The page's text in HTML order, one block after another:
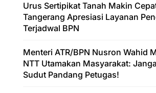
Urus Sertipikat Tanah Makin
Tangerang Apresiasi Layanan
Terjadwal BPN
Menteri ATR/BPN Nusron Wahid
NTT Utamakan Masyarakat:
Sudut Pandang Petugas!